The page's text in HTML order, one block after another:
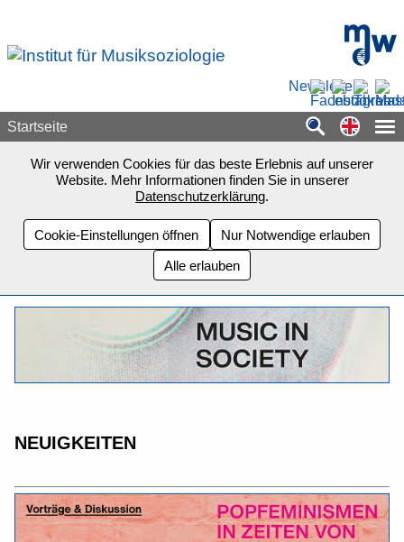
mdw -
Newsletter
Startseite
Wir verwenden Cookies für das beste Erlebnis auf unserer
Website. Mehr Informationen finden Sie in unserer
Datenschutzerklärung.
Cookie-Einstellungen öffnen
Nur Notwendige erlauben
Alle erlauben
NEUIGKEITEN